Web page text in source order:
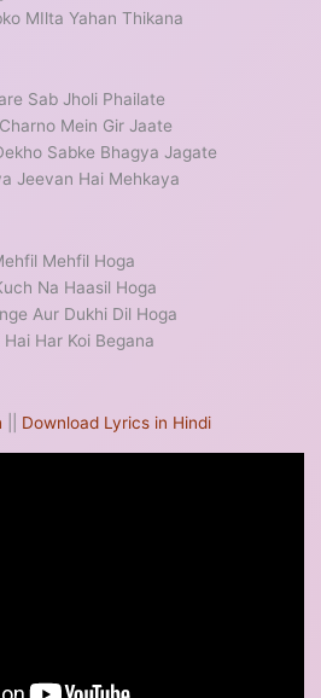
MIlta Yahan Thikana
Sab Jholi Phailate
Mein Gir Jaate
Sabke Bhagya Jagate
Jeevan Hai Mehkaya
Mehfil Hoga
Na Haasil Hoga
Aur Dukhi Dil Hoga
Har Koi Begana
Download Lyrics in Hindi